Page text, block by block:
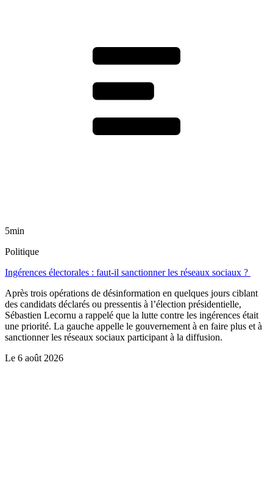
5min
Politique
Ingérences électorales : faut-il sanctionner les réseaux sociaux ?
Après trois opérations de désinformation en quelques jours ciblant
des candidats déclarés ou pressentis à l’élection présidentielle,
Sébastien Lecornu a rappelé que la lutte contre les ingérences était
une priorité. La gauche appelle le gouvernement à en faire plus et à
sanctionner les réseaux sociaux participant à la diffusion.
Le 6 août 2026